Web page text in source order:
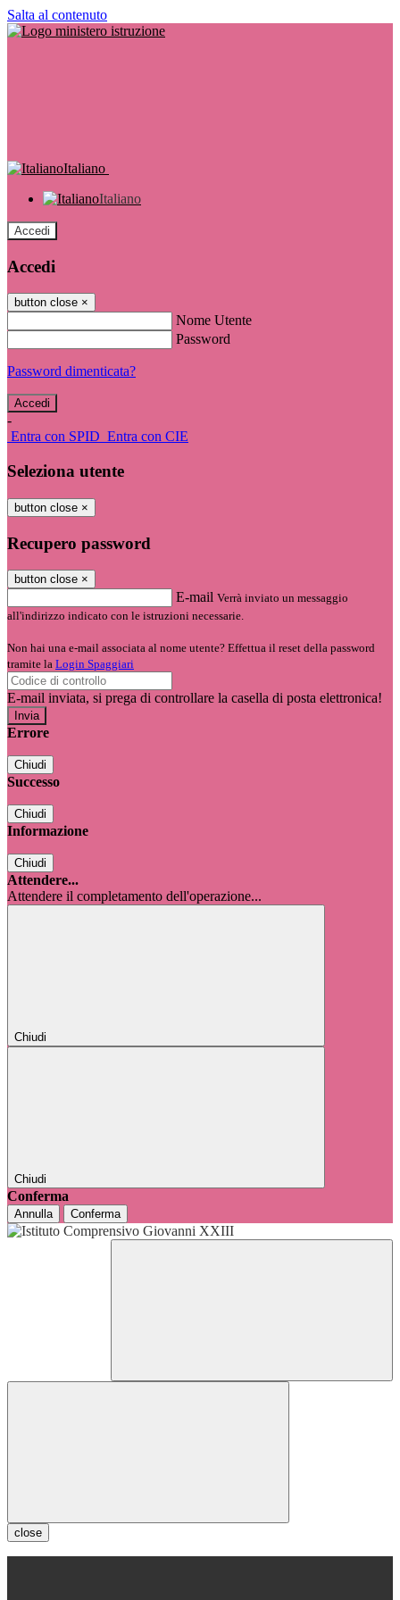
Salta al contenuto
Italiano
Italiano
Accedi
Accedi
button close ×
Nome Utente
Password
Password dimenticata?
-
Entra con SPID Entra con CIE
Seleziona utente
button close ×
Recupero password
button close ×
E-mail Verrà inviato un messaggio
all'indirizzo indicato con le istruzioni necessarie.
Non hai una e-mail associata al nome utente? Effettua il reset della password
tramite la Login Spaggiari
E-mail inviata, si prega di controllare la casella di posta elettronica!
Errore
Chiudi
Successo
Chiudi
Informazione
Chiudi
Attendere...
Attendere il completamento dell'operazione...
Chiudi
Chiudi
Conferma
Annulla Conferma
close